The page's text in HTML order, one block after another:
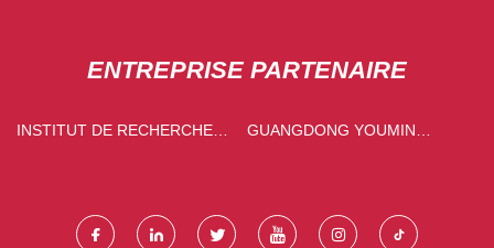
ENTREPRISE PARTENAIRE
INSTITUT DE RECHERCHE
GUANGDONG YOUMIN